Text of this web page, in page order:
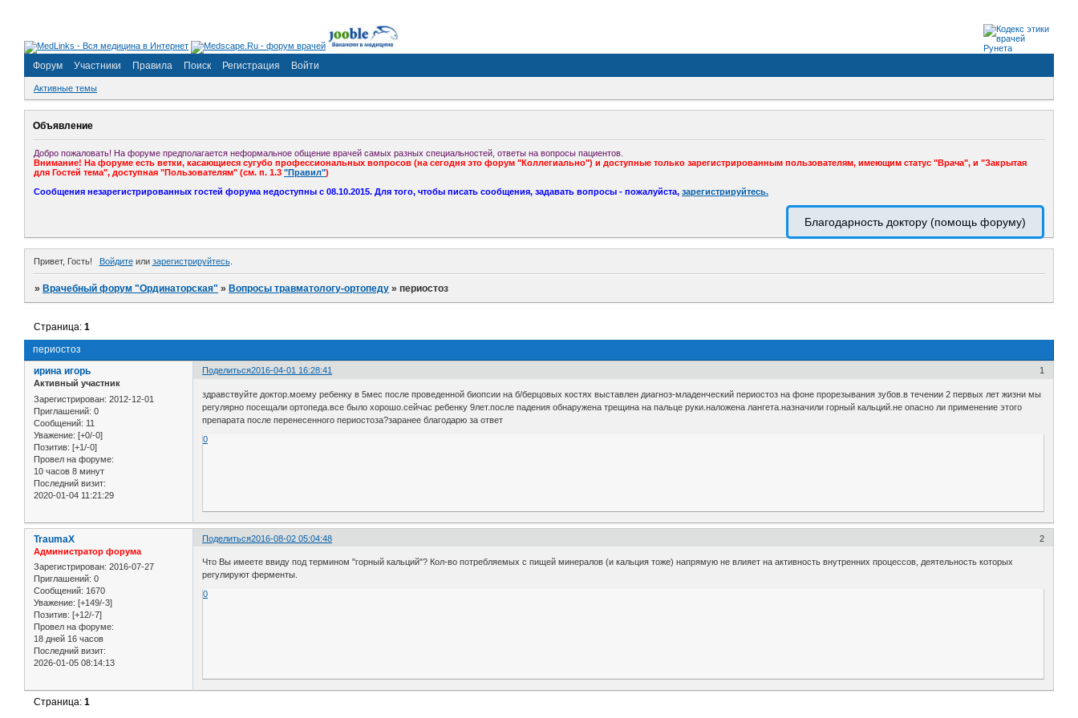
Форум Участники Правила Поиск Регистрация Войти
Активные темы
Объявление
Добро пожаловать! На форуме предполагается неформальное общение врачей самых разных специальностей, ответы на вопросы пациентов.
Внимание! На форуме есть ветки, касающиеся сугубо профессиональных вопросов (на сегодня это форум "Коллегиально") и доступные только зарегистрированным пользователям, имеющим статус "Врача", и "Закрытая
для Гостей тема", доступная "Пользователям" (см. п. 1.3 "Правил")
Сообщения незарегистрированных гостей форума недоступны с 08.10.2015. Для того, чтобы писать сообщения, задавать вопросы - пожалуйста, зарегистрируйтесь.
Благодарность доктору (помощь форуму)
Привет, Гость! Войдитеили зарегистрируйтесь.
» Врачебный форум "Ординаторская" » Вопросы травматологу-ортопеду »периостоз
периостоз
Страница:1
Поделиться 1
2016-04-01 16:28:41
ирина игорь
Активный участник
Зарегистрирован: 2012-12-01
Приглашений: 0
Сообщений: 11
Уважение: [+0/-0]
Позитив: [+1/-0]
Провел на форуме:
10 часов 8 минут
Последний визит:
2020-01-04 11:21:29
здравствуйте доктор.моему ребенку в 5мес после проведенной биопсии на б/берцовых костях выставлен диагноз-младенческий периостоз на фоне прорезывания зубов.в течении 2 первых лет жизни мы
регулярно посещали ортопеда.все было хорошо.сейчас ребенку 9лет.после падения обнаружена трещина на пальце руки.наложена лангета.назначили горный кальций.не опасно ли применение этого
препарата после перенесенного периостоза?заранее благодарю за ответ
0
Поделиться 2
2016-08-02 05:04:48
TraumaX
Администратор форума
Зарегистрирован: 2016-07-27
Приглашений: 0
Сообщений: 1670
Уважение: [+149/-3]
Позитив: [+12/-7]
Провел на форуме:
18 дней 16 часов
Последний визит:
2026-01-05 08:14:13
Что Вы имеете ввиду под термином "горный кальций"? Кол-во потребляемых с пищей минералов (и кальция тоже) напрямую не влияет на активность внутренних процессов, деятельность которых
регулируют ферменты.
0
Страница:1